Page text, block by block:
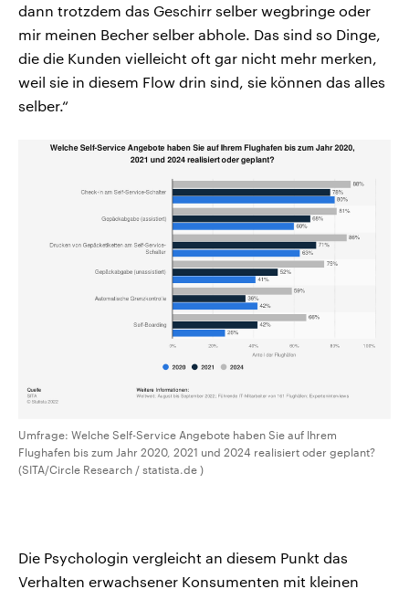
dann trotzdem das Geschirr selber wegbringe oder
mir meinen Becher selber abhole. Das sind so Dinge,
die die Kunden vielleicht oft gar nicht mehr merken,
weil sie in diesem Flow drin sind, sie können das alles
selber.“
Umfrage: Welche Self-Service Angebote haben Sie auf Ihrem
Flughafen bis zum Jahr 2020, 2021 und 2024 realisiert oder geplant?
(SITA/Circle Research / statista.de )
Die Psychologin vergleicht an diesem Punkt das
Verhalten erwachsener Konsumenten mit kleinen